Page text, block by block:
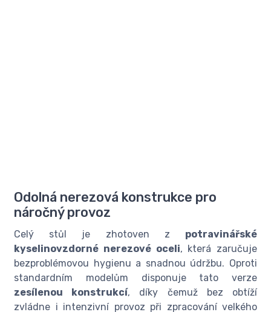
Odolná nerezová konstrukce pro
náročný provoz
Celý stůl je zhotoven z potravinářské
kyselinovzdorné nerezové oceli, která zaručuje
bezproblémovou hygienu a snadnou údržbu. Oproti
standardním modelům disponuje tato verze
zesílenou konstrukcí, díky čemuž bez obtíží
zvládne i intenzivní provoz při zpracování velkého